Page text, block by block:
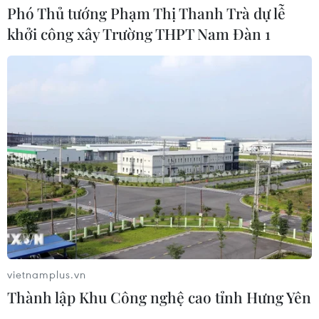
Mảnh vỡ tên lửa SpaceX va chạm Mặt
Trăng, dấy lên lo ngại về rác thải vũ
Lần đầu tiên chụp được bề mặt Mặt
Trời với độ nét chưa từng có
06/08/2026 09:41
Ca vi phẫu ghép da đầu hiếm gặp
giúp bé gái phục hồi sau 10 năm
Phó Thủ tướng Phạm Thị Thanh Trà dự lễ
khởi công xây Trường THPT Nam Đàn 1
vietnamplus.vn
Thành lập Khu Công nghệ cao tỉnh Hưng Yên